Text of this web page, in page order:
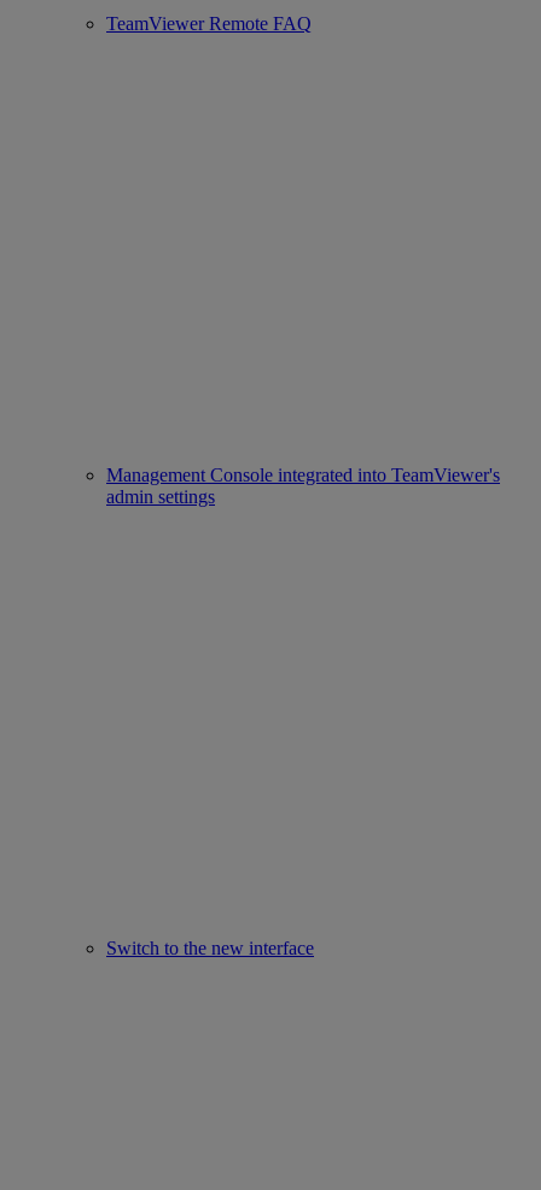
TeamViewer Remote FAQ
Management Console integrated into TeamViewer's
admin settings
Switch to the new interface